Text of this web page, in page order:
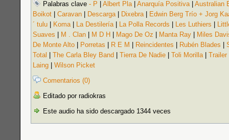
Palabras clave - P Albert Pla| Anarquía Positiva| Australian
Boikot
Caravan Descarga| Dixebra|
Edwin Berg Trío + Jorg
´ tulu
Koma| La Destilería| La Polla Records Les Luthiers
Suaves
M . Clan M D H Mago De Oz Manta Ray
Miles
De Monte Alto
Porretas R E M Reincidentes Rubén Blades
Total
The Carla Bley Band Tierra De Nadie Toli Morilla| Trailer
Laing
Wilson Picket
Comentarios (0)
Editado por radiokras
Este audio ha sido descargado 1344 veces